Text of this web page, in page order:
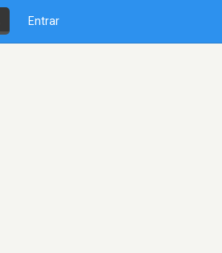
Entrar